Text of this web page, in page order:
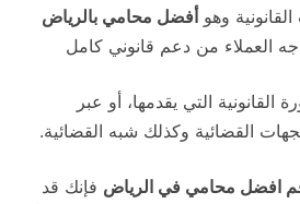
وهو أفضل محامي بالرياض
العملاء من دعم قانوني كامل
التي يقدمها، أو عبر
القضائية وكذلك شبه القضائية.
افضل محامي في الرياض فإنك قد